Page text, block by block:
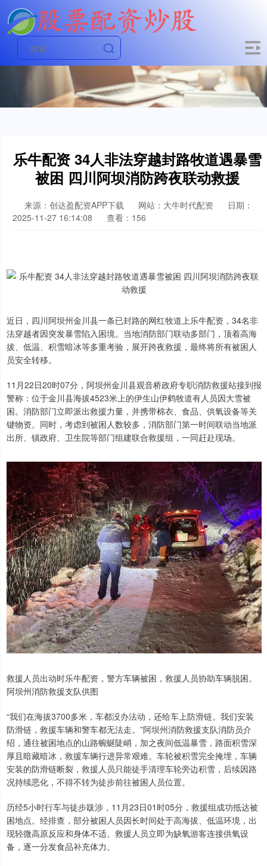
乐牛配资 34人非法穿越封路牧道遇暴雪
被困 四川阿坝消防跨夜联动救援
来源：创达盈配资APP下载 网站：大牛时代配资
日期：
2025-11-27 16:14:08
查看：156
近日，四川阿坝州金川县一条已封路的网红牧道上乐牛配资，34名非
法穿越者因突发暴雪陷入困境。当地消防部门联动多部门，顶着高海
拔、低温、积雪暗冰等多重考验，展开跨夜救援，最终将所有被困人
员安全转移。
11月22日20时07分，阿坝州金川县观音桥政府专职消防救援站接到报
警称：位于金川县海拔4523米上的伊生山伊鹤牧道有人员因大雪被
困。消防部门立即派出救援力量，并携带棉衣、食品、供氧设备等关
键物资。同时，考虑到被困人数较多，消防部门第一时间联动当地派
出所、镇政府、卫生院等部门组建联合救援组，一同赶赴现场。
救援人员出动时乐牛配资，警方车辆被困，救援人员协助车辆脱困。
阿坝州消防救援支队供图
“我们在海拔3700多米，车都没办法动，还给车上防滑链。我们安装
防滑链，救援车辆和警车都无法走。”阿坝州消防救援支队消防员介
绍，通往被困地点的山路蜿蜒陡峭，加之夜间低温暴雪，路面积雪深
厚且暗藏暗冰，救援车辆行进异常艰难。车轮被积雪完全掩埋，车辆
安装的防滑链断裂，救援人员只能徒手清理车轮旁边积雪，后续因路
况持续恶化，不得不转为徒步前往被困人员位置。
历经5小时行车与徒步跋涉，11月23日01时05分，救援组成功抵达被
困地点。经排查，部分被困人员因长时间处于高海拔、低温环境，出
现轻微高原反应和身体不适。救援人员立即为缺氧游客连接供氧设
备，逐一分发食品补充体力。